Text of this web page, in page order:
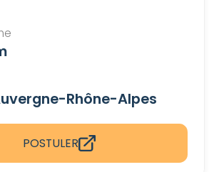
Rhône-Alpes
POSTULER